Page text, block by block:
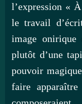
l’expression «
le travail
image onirique
plutôt d’une
pouvoir
faire